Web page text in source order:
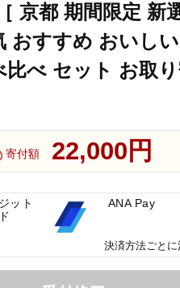
京都 期間限定 新
おすすめ おいし
べ セット お取
寄付額 22,000円
ット
ANA Pay
決済方法ごとに